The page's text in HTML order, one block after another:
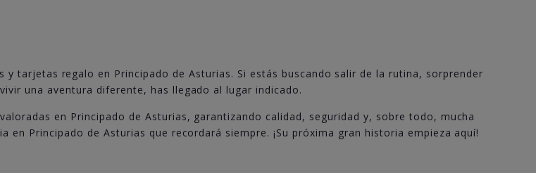
tarjetas regalo en Principado de Asturias. Si estás buscando salir de la rutina, sorprender
una aventura diferente, has llegado al lugar indicado.
en Principado de Asturias, garantizando calidad, seguridad y, sobre todo, mucha
Principado de Asturias que recordará siempre. ¡Su próxima gran historia empieza aquí!